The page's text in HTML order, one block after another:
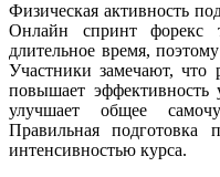
Физическая активность
Онлайн спринт форекс
длительное время,
Участники замечают, что
повышает
улучшает общее
Правильная подготовка
интенсивностью курса.